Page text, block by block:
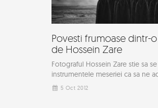
Povesti frumoase dintr-
de Hossein Zare
Fotograful Hossein Zare stie sa
instrumentele meseriei ca sa ne
5 Oct 2012